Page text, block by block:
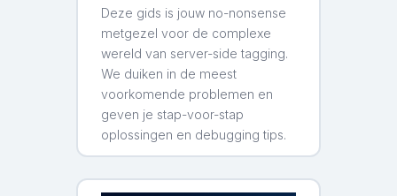
Deze gids is jouw no-nonsense
metgezel voor de complexe
wereld van server-side tagging.
We duiken in de meest
voorkomende problemen en
geven je stap-voor-stap
oplossingen en debugging tips.